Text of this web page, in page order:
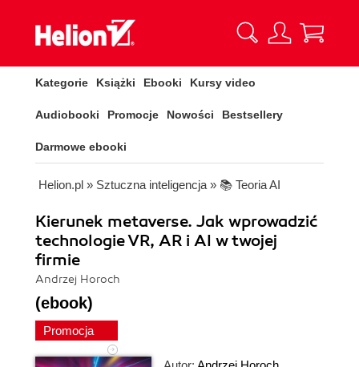
Kategorie Książki Ebooki Kursy video
Audiobooki Promocje Nowości Bestsellery
Darmowe ebooki
Helion.pl » Sztuczna inteligencja » 📚 Teoria AI
Kierunek metaverse. Jak wprowadzić
technologie VR, AR i AI w twojej
firmie
Andrzej Horoch
(ebook)
Promocja